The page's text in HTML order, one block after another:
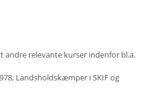
andre relevante kurser indenfor bl.a.
Landsholdskæmper i SKIF og